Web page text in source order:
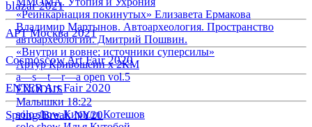
blazar 2021
АРТ Москва 2021
Cosmoscow Art Fair 2020
ENTER Art Fair 2020
Spring/Break NY20
«Реинкарнация покинутых» Елизавета Ермакова
Владимир Мартынов. Автоархеология. Пространство
автоархеологии. Дмитрий Пошвин.
«Внутри и вовне: источники суперсилы»
Артур Кривошеин х 2КМ
a—s—t—r—a open vol.5
EXODUS
Малышки 18:22
solo show Кирилл Котешов